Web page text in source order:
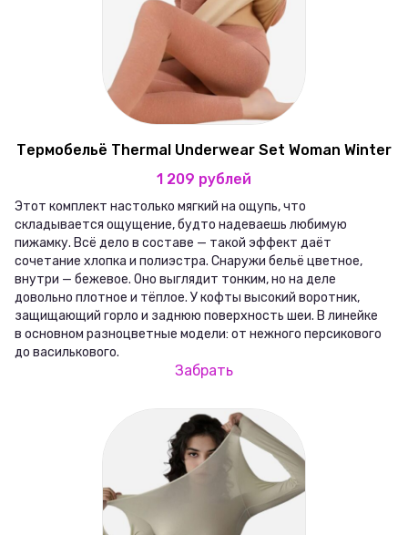
Термобельё Thermal Underwear Set Woman Winter
1 209 рублей
Этот комплект настолько мягкий на ощупь, что
складывается ощущение, будто надеваешь любимую
пижамку. Всё дело в составе — такой эффект даёт
сочетание хлопка и полиэстра. Снаружи бельё цветное,
внутри — бежевое. Оно выглядит тонким, но на деле
довольно плотное и тёплое. У кофты высокий воротник,
защищающий горло и заднюю поверхность шеи. В линейке
в основном разноцветные модели: от нежного персикового
до василькового.
Забрать